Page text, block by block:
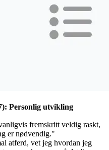
Personlig utvikling
fremskritt veldig raskt,
er nødvendig."
atferd, vet jeg hvordan jeg